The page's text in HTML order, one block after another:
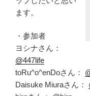
ます。
・参加者
ヨシナさん：
@447life
toRu^o^enDoさん：
Daisuke Miuraさん：